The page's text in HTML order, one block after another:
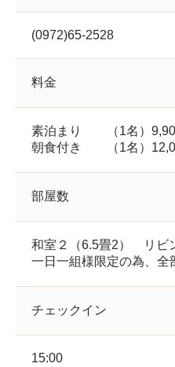
(0972)65-2528
料金
素泊まり （1名）9,900
朝食付き （1名）
部屋数
和室２（6.5畳2） リビ
一日一組様限定の為、全
チェックイン
15:00